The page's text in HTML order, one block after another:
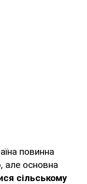
повинна
але основна
сільському